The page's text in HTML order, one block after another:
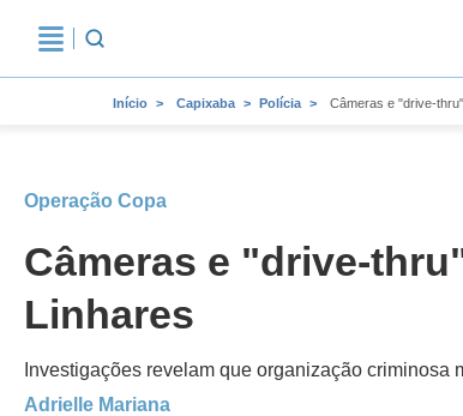
Início Capixaba Polícia Câmeras e "drive-
Operação Copa
Câmeras e "drive-
Linhares
Investigações revelam que organização
Adrielle Mariana